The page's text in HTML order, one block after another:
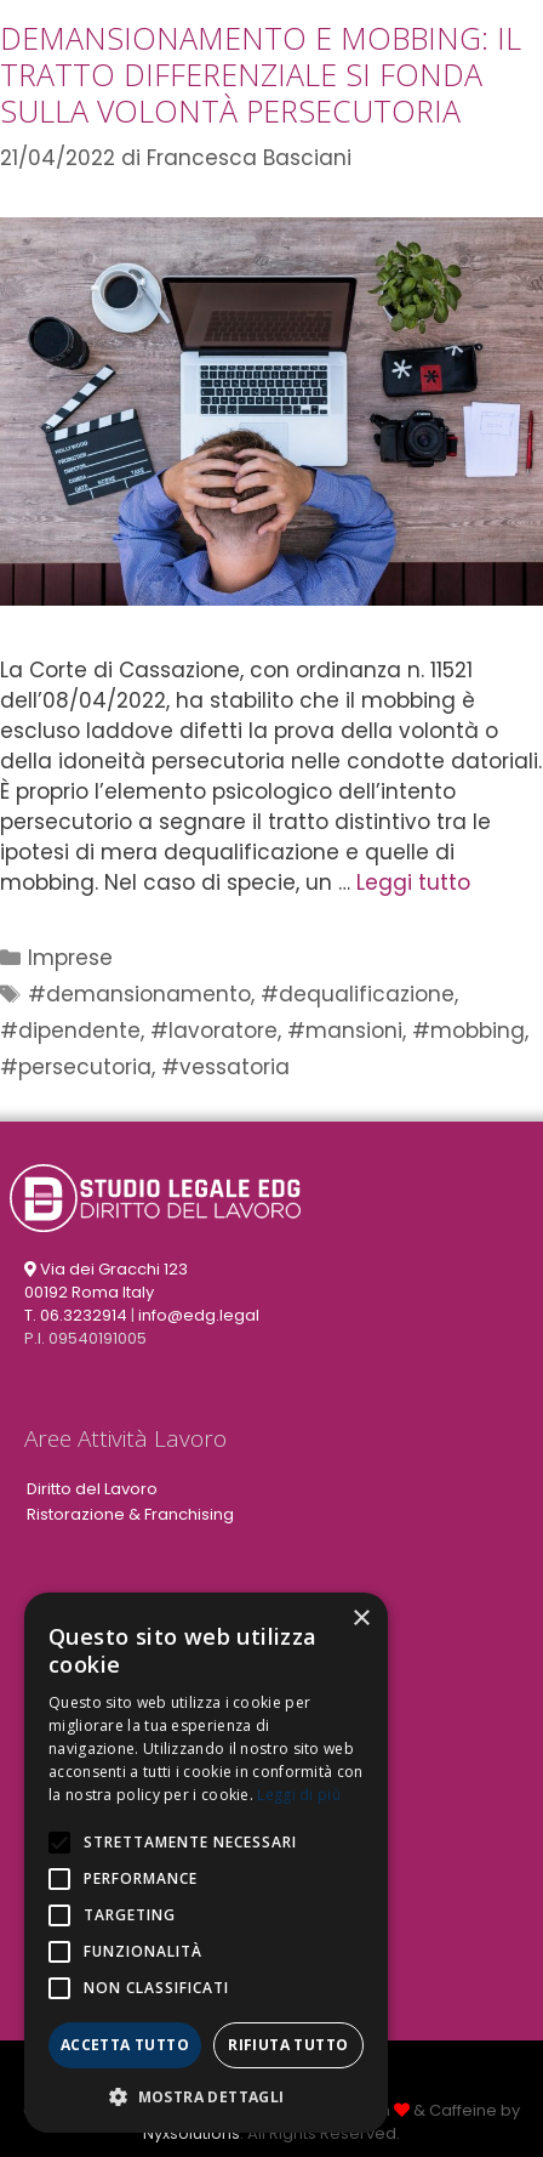
DEMANSIONAMENTO E MOBBING: IL
TRATTO DIFFERENZIALE SI FONDA
SULLA VOLONTÀ PERSECUTORIA
21/04/2022 di Francesca Basciani
La Corte di Cassazione, con ordinanza n. 11521
dell’08/04/2022, ha stabilito che il mobbing è
escluso laddove difetti la prova della volontà o
della idoneità persecutoria nelle condotte datoriali.
È proprio l’elemento psicologico dell’intento
persecutorio a segnare il tratto distintivo tra le
ipotesi di mera dequalificazione e quelle di
mobbing. Nel caso di specie, un … Leggi tutto
Imprese
#demansionamento, #dequalificazione,
#dipendente, #lavoratore, #mansioni, #mobbing,
#persecutoria, #vessatoria
Via dei Gracchi 123
00192 Roma Italy
T. 06.3232914 | info@edg.legal
P.I. 09540191005
Aree Attività Lavoro
Diritto del Lavoro
Ristorazione & Franchising
Aree Attività Civile
Tutele del Credito
Responsabilità Civile
Contrattualistica
Segui lo Studio EDG sui social.
Invia messaggio
T. 06.3232914
info@edg.legal
Privacy Policy|Cookie Policy
Copyright Studio Legale EDG 2026 © Made with
& Caffeine by
Nyxsolutions. All Rights Reserved.
×
Questo sito web utilizza
cookie
Questo sito web utilizza i cookie per
migliorare la tua esperienza di
navigazione. Utilizzando il nostro sito web
acconsenti a tutti i cookie in conformità con
la nostra policy per i cookie. Leggi di più
STRETTAMENTE NECESSARI
PERFORMANCE
TARGETING
FUNZIONALITÀ
NON CLASSIFICATI
ACCETTA TUTTO RIFIUTA TUTTO
MOSTRA DETTAGLI